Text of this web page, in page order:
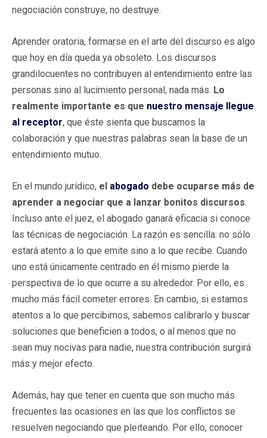
negociación construye, no destruye.
Aprender oratoria, formarse en el arte del discurso es algo
que hoy en día queda ya obsoleto. Los discursos
grandilocuentes no contribuyen al entendimiento entre las
personas sino al lucimiento personal, nada más. Lo
realmente importante es que nuestro mensaje llegue
al receptor, que éste sienta que buscamos la
colaboración y que nuestras palabras sean la base de un
entendimiento mutuo.
En el mundo jurídico, el abogado debe ocuparse más de
aprender a negociar que a lanzar bonitos discursos.
Incluso ante el juez, el abogado ganará eficacia si conoce
las técnicas de negociación. La razón es sencilla: no sólo
estará atento a lo que emite sino a lo que recibe. Cuando
uno está únicamente centrado en él mismo pierde la
perspectiva de lo que ocurre a su alrededor. Por ello, es
mucho más fácil cometer errores. En cambio, si estamos
atentos a lo que percibimos, sabemos calibrarlo y buscar
soluciones que beneficien a todos, o al menos que no
sean muy nocivas para nadie, nuestra contribución surgirá
más y mejor efecto.
Además, hay que tener en cuenta que son mucho más
frecuentes las ocasiones en las que los conflictos se
resuelven negociando que pleiteando. Por ello, conocer